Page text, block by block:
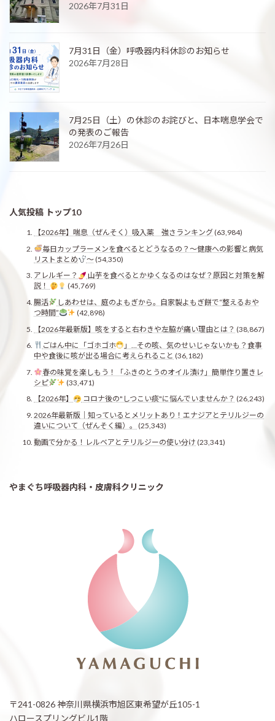
2026年7月31日
7月31日（金）呼吸器内科休診のお知らせ
2026年7月28日
7月25日（土）の休診のお詫びと、日本喘息学会で
の発表のご報告
2026年7月26日
人気投稿 トップ10
【2026年】喘息（ぜんそく）吸入薬 強さランキング(63,984)
毎日カップラーメンを食べるとどうなるの？〜健康への影響と病気
リストまとめ
〜(54,350)
アレルギー？
山芋を食べるとかゆくなるのはなぜ？原因と対策を解
説！
(45,769)
腸活
しあわせは、庭のよもぎから。自家製よもぎ餅で“整えるおや
つ時間”
(42,898)
【2026年最新版】咳をすると右わきや左脇が痛い理由とは？ (38,867)
ごはん中に「ゴホゴホ
」…その咳、気のせいじゃないかも？食事
中や食後に咳が出る場合に考えられること (36,182)
春の味覚を楽しもう！「ふきのとうのオイル漬け」簡単作り置きレ
シピ
(33,471)
【2026年】
コロナ後の"しつこい痰"に悩んでいませんか？ (26,243)
2026年最新版｜知っているとメリットあり！エナジアとテリルジーの
違いについて（ぜんそく編）。
(25,343)
動画で分かる！レルベアとテリルジーの使い分け (23,341)
やまぐち呼吸器内科・皮膚科クリニック
〒241-0826 神奈川県横浜市旭区東希望が丘105-1
ハロースプリングビル1階